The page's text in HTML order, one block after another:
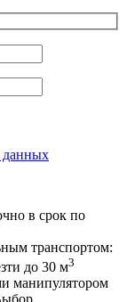
данных
в срок по
транспортом:
до 30 м3
манипулятором